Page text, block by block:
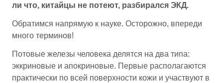
ли что, китайцы не потеют, разбирался ЭКД.
Обратимся напрямую к науке. Осторожно, впереди
много терминов!
Потовые железы человека делятся на два типа:
эккриновые и апокриновые. Первые располагаются
практически по всей поверхности кожи и участвуют в